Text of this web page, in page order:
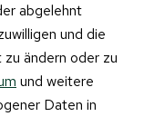
abgelehnt
und die
ändern oder zu
und weitere
Daten in